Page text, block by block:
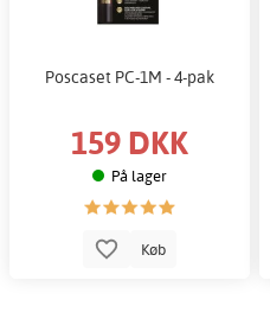
Poscaset PC-1M - 4-pak
159 DKK
På lager
Køb